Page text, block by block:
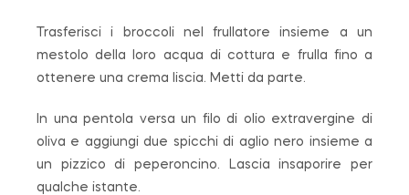
Trasferisci i broccoli nel frullatore insieme a un
mestolo della loro acqua di cottura e frulla fino a
ottenere una crema liscia. Metti da parte.
In una pentola versa un filo di olio extravergine di
oliva e aggiungi due spicchi di aglio nero insieme a
un pizzico di peperoncino. Lascia insaporire per
qualche istante.